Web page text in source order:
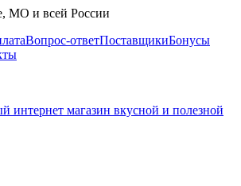
МО и всей России
Вопрос-ответПоставщикиБонусы